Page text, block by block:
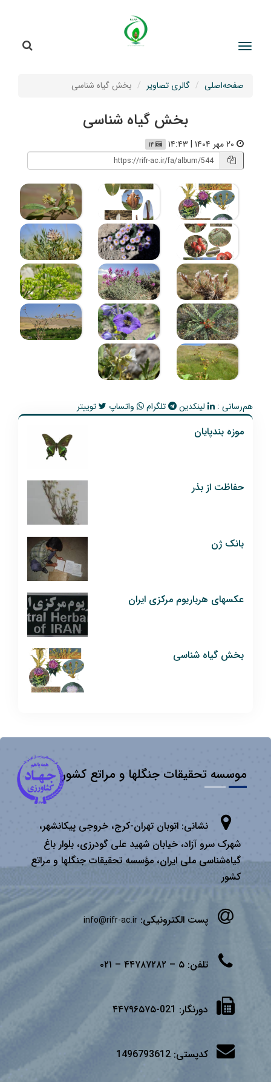
صفحه‌اصلی گالری تصاویر بخش گیاه شناسی
بخش گیاه شناسی
هم‌رسانی : لینکدین تلگرام واتساپ توییتر
موزه بندپایان
حفاظت از بذر
بانک ژن
عکسهای هرباریوم مرکزی ایران
بخش گیاه شناسی
موسسه تحقیقات جنگلها و مراتع کشور
نشانی: اتوبان تهران­-كرج، خروجی پیكانشهر،
شهرک سرو آزاد، خیابان شهید علی گودرزی، بلوار باغ
گیاه‌شناسی ملی ایران، مؤسسه تحقیقات جنگلها و مراتع
كشور
پست الکترونیکی: info@rifr-ac.ir
تلفن: ۵ – ۴۴۷۸۷۲۸۲ – ۰۲۱
دورنگار: 021-۴۴۷۹۶۵۷۵
کدپستی: 1496793612